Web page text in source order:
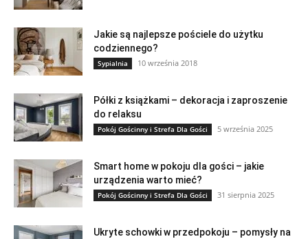
Jakie są najlepsze pościele do użytku
codziennego?
Sypialnia 10 września 2018
Półki z książkami – dekoracja i zaproszenie
do relaksu
Pokój Gościnny i Strefa Dla Gości 5 września 2025
Smart home w pokoju dla gości – jakie
urządzenia warto mieć?
Pokój Gościnny i Strefa Dla Gości 31 sierpnia 2025
Ukryte schowki w przedpokoju – pomysły na